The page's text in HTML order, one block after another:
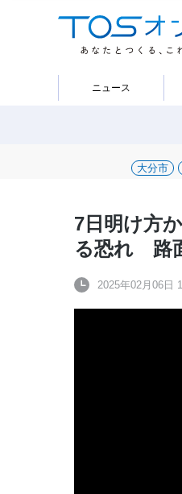
ニュース
大分市
7日明け方
る恐れ 路
2025年02月06日